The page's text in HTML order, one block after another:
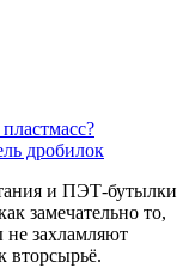
и ПЭТ-бутылки
замечательно то,
не захламляют
вторсырьё.